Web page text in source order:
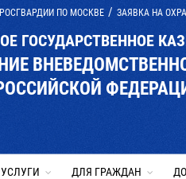
ПО МОСКВЕ ЗАЯВКА НА
ГОСУДАРСТВЕННОЕ
УСЛУГИ ДЛЯ ГРАЖДАН